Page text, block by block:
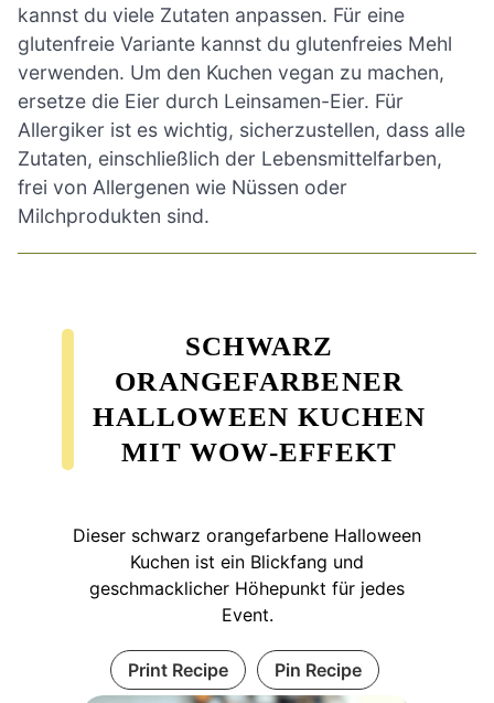
kannst du viele Zutaten anpassen. Für eine
glutenfreie Variante kannst du glutenfreies Mehl
verwenden. Um den Kuchen vegan zu machen,
ersetze die Eier durch Leinsamen-Eier. Für
Allergiker ist es wichtig, sicherzustellen, dass alle
Zutaten, einschließlich der Lebensmittelfarben,
frei von Allergenen wie Nüssen oder
Milchprodukten sind.
SCHWARZ
ORANGEFARBENER
HALLOWEEN KUCHEN
MIT WOW-EFFEKT
Dieser schwarz orangefarbene Halloween
Kuchen ist ein Blickfang und
geschmacklicher Höhepunkt für jedes
Event.
Print Recipe Pin Recipe